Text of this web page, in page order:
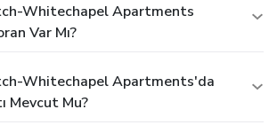
Whitechapel Apartments
Var Mı?
Whitechapel Apartments'da
Mevcut Mu?